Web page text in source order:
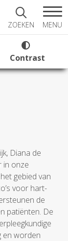
ZOEKEN MENU
Contrast
Diana de
in onze
gebied van
voor hart-
de
patiënten. De
en worden